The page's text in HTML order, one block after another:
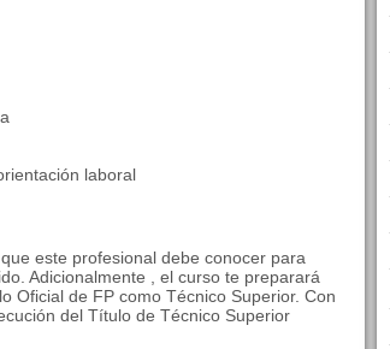
laboral
este profesional debe conocer para
Adicionalmente , el curso te preparará
Oficial de FP como Técnico Superior. Con
del Título de Técnico Superior